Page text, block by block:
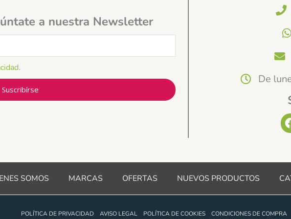
a nuestra Newsletter
.
Suscribírse
De
SOMOS MARCAS OFERTAS NUEVOS PRODUCTOS
POLÍTICA DE PRIVACIDAD AVISO LEGAL POLÍTICA DE COOKIES CONDICIONES DE COMPRA